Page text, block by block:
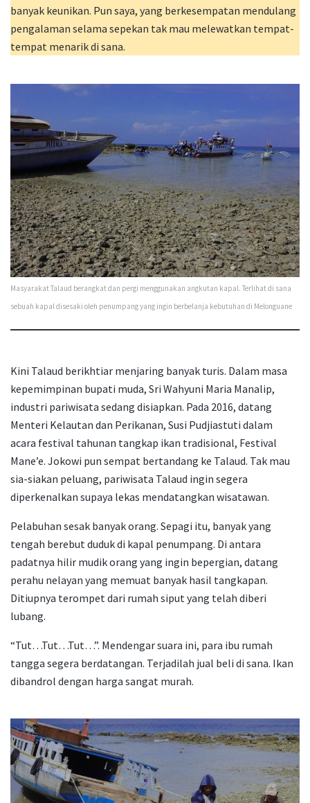
banyak keunikan. Pun saya, yang berkesempatan mendulang
pengalaman selama sepekan tak mau melewatkan tempat-
tempat menarik di sana.
Masyarakat Talaud berangkat dan pergi menggunakan angkutan kapal. Terlihat di sana
sebuah kapal disesaki oleh penumpang yang ingin berbelanja kebutuhan di Melonguane
Kini Talaud berikhtiar menjaring banyak turis. Dalam masa
kepemimpinan bupati muda, Sri Wahyuni Maria Manalip,
industri pariwisata sedang disiapkan. Pada 2016, datang
Menteri Kelautan dan Perikanan, Susi Pudjiastuti dalam
acara festival tahunan tangkap ikan tradisional, Festival
Mane’e. Jokowi pun sempat bertandang ke Talaud. Tak mau
sia-siakan peluang, pariwisata Talaud ingin segera
diperkenalkan supaya lekas mendatangkan wisatawan.
Pelabuhan sesak banyak orang. Sepagi itu, banyak yang
tengah berebut duduk di kapal penumpang. Di antara
padatnya hilir mudik orang yang ingin bepergian, datang
perahu nelayan yang memuat banyak hasil tangkapan.
Ditiupnya terompet dari rumah siput yang telah diberi
lubang.
“Tut…Tut…Tut…”. Mendengar suara ini, para ibu rumah
tangga segera berdatangan. Terjadilah jual beli di sana. Ikan
dibandrol dengan harga sangat murah.